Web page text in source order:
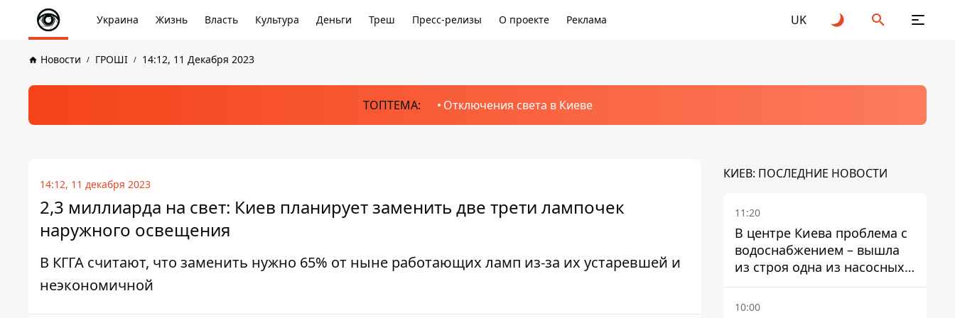
Украина Жизнь Власть Культура Деньги Треш Пресс-релизы О проекте Реклама UK
Новости ГРОШІ 14:12, 11 Декабря 2023
ТОПТЕМА: Отключения света в Киеве
14:12, 11 декабря 2023
2,3 миллиарда на свет: Киев планирует заменить две трети лампочек
наружного освещения
В КГГА считают, что заменить нужно 65% от ныне работающих ламп из-за их устаревшей и
неэкономичной
КИЕВ: ПОСЛЕДНИЕ НОВОСТИ
11:20
В центре Киева проблема с
водоснабжением – вышла
из строя одна из насосных
станций
10:00